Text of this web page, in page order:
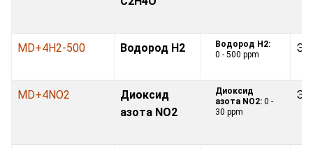
MD+4H2-500 Водород H2
Водород H2:
0 - 500 ppm
MD+4NO2
Диоксид
азота NO2
Диоксид
азота NO2: 0 -
30 ppm